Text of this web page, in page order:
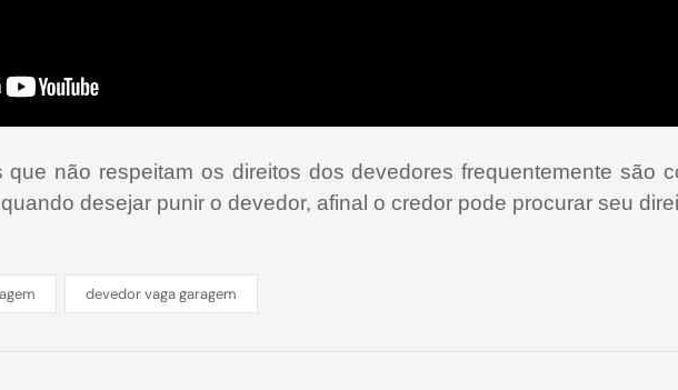
que não respeitam os direitos dos devedores frequentemente são
desejar punir o devedor, afinal o credor pode procurar seu
devedor vaga garagem